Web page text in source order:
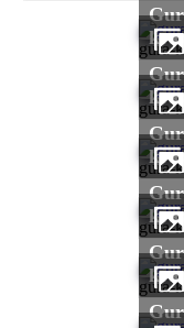
gura-
gura-k-cerkvici-nad-
gura-
gura-k-cerkvici-nad-
gura-
gura-k-cerkvici-nad-
gura-
gura-k-cerkvici-nad-
gura-
gura-k-cerkvici-nad-
gura-k-cerkvici-nad-